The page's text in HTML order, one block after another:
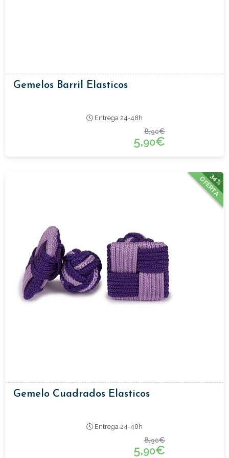
Gemelos Barril Elasticos
Entrega 24-48h
8,90€
5,90€
34%
OFERTA
Gemelo Cuadrados Elasticos
Entrega 24-48h
8,90€
5,90€